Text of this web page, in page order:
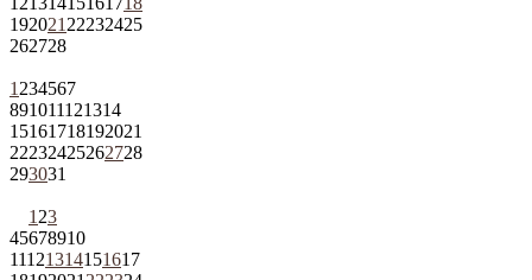
192021 22232425
262728
1 234567
891011121314
15161718192021
22232425262728
293031
1 23
45678910
11121314151617